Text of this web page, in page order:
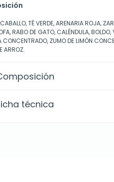
TÉ VERDE, ARENARIA ROJA,
RABO DE GATO, CALÉNDULA, BOLDO,
CONCENTRADO, ZUMO DE LIMÓN
ARROZ.
técnica